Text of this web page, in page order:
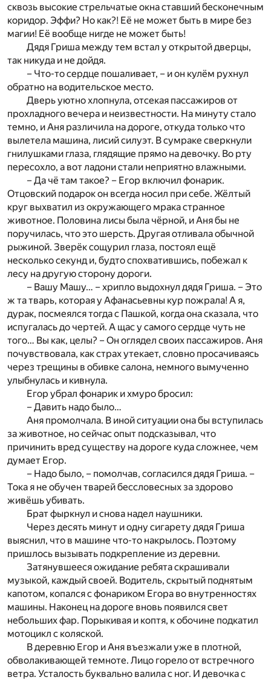
сквозь высокие стрельчатые окна ставший бесконечным
коридор. Эффи? Но как?! Её не может быть в мире без
магии! Её вообще нигде не может быть!
Дядя Гриша между тем встал у открытой дверцы,
так никуда и не дойдя.
– Что-то сердце пошаливает, – и он кулём рухнул
обратно на водительское место.
Дверь уютно хлопнула, отсекая пассажиров от
прохладного вечера и неизвестности. На минуту стало
темно, и Аня различила на дороге, откуда только что
вылетела машина, лисий силуэт. В сумраке сверкнули
гнилушками глаза, глядящие прямо на девочку. Во рту
пересохло, а вот ладони стали неприятно влажными.
– Да чё там такое? – Егор включил фонарик.
Отцовский подарок он всегда носил при себе. Жёлтый
круг выхватил из окружающего мрака странное
животное. Половина лисы была чёрной, и Аня бы не
поручилась, что это шерсть. Другая отливала обычной
рыжиной. Зверёк сощурил глаза, постоял ещё
несколько секунд и, будто спохватившись, побежал к
лесу на другую сторону дороги.
– Вашу Машу… – хрипло выдохнул дядя Гриша. – Это
ж та тварь, которая у Афанасьевны кур пожрала! А я,
дурак, посмеялся тогда с Пашкой, когда она сказала, что
испугалась до чертей. А щас у самого сердце чуть не
того… Вы как, целы? – Он оглядел своих пассажиров. Аня
почувствовала, как страх утекает, словно просачиваясь
через трещины в обивке салона, немного вымученно
улыбнулась и кивнула.
Егор убрал фонарик и хмуро бросил:
– Давить надо было…
Аня промолчала. В иной ситуации она бы вступилась
за животное, но сейчас опыт подсказывал, что
причинить вред существу на дороге куда сложнее, чем
думает Егор.
– Надо было, – помолчав, согласился дядя Гриша. –
Тока я не обучен тварей бессловесных за здорово
живёшь убивать.
Брат фыркнул и снова надел наушники.
Через десять минут и одну сигарету дядя Гриша
выяснил, что в машине что-то накрылось. Поэтому
пришлось вызывать подкрепление из деревни.
Затянувшееся ожидание ребята скрашивали
музыкой, каждый своей. Водитель, скрытый поднятым
капотом, копался с фонариком Егора во внутренностях
машины. Наконец на дороге вновь появился свет
небольших фар. Порыкивая и коптя, к обочине подкатил
мотоцикл с коляской.
В деревню Егор и Аня въезжали уже в плотной,
обволакивающей темноте. Лицо горело от встречного
ветра. Усталость буквально валила с ног. И девочка с